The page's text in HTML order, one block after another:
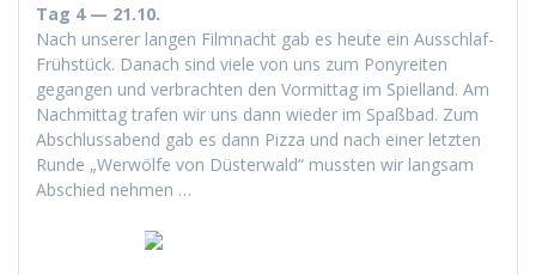
Tag 4 — 21.10.
Nach unser­er lan­gen Film­nacht gab es heute ein Auss­chlaf-
Früh­stück. Danach sind viele von uns zum Ponyre­it­en
gegan­gen und ver­bracht­en den Vor­mit­tag im Spiel­land. Am
Nach­mit­tag trafen wir uns dann wieder im Spaßbad. Zum
Abschlussabend gab es dann Piz­za und nach ein­er let­zten
Runde „Wer­wölfe von Düster­wald“ mussten wir langsam
Abschied nehmen …